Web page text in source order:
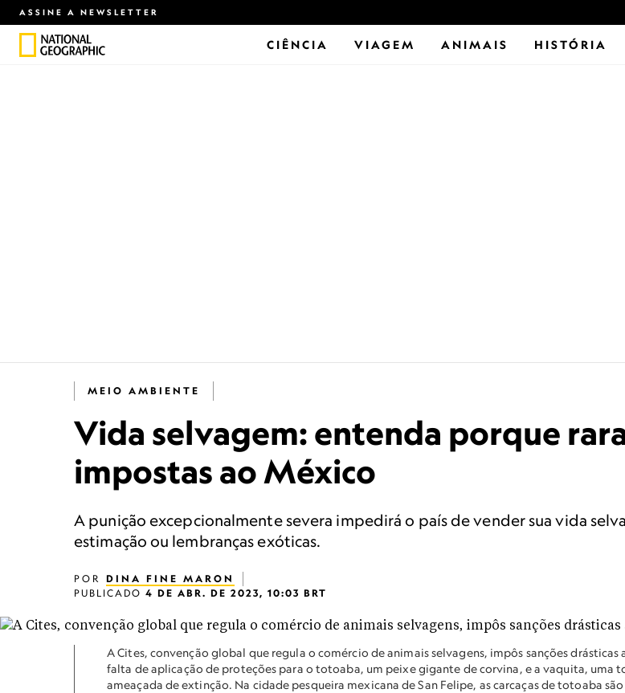
ASSINE A NEWSLETTER
CIÊNCIA VIAGEM ANIMAIS HISTÓRIA
MEIO AMBIENTE
Vida selvagem: entenda porque
impostas ao México
A punição excepcionalmente severa impedirá o país de vender sua vida
estimação ou lembranças exóticas.
POR DINA FINE MARON
PUBLICADO 4 DE ABR. DE 2023, 10:03 BRT
A Cites, convenção global que regula o comércio de animais selvagens, impôs sanções drásticas
falta de aplicação de proteções para o totoaba, um peixe gigante de corvina, e a vaquita, uma
ameaçada de extinção. Na cidade pesqueira mexicana de San Felipe, as carcaças de totoaba